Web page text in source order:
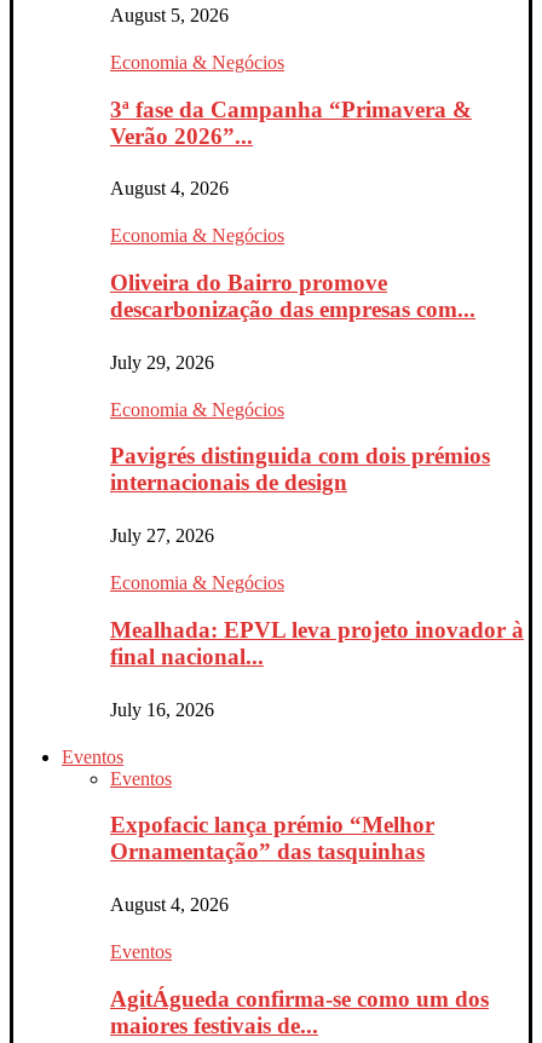
August 5, 2026
Economia & Negócios
3ª fase da Campanha “Primavera &
Verão 2026”...
August 4, 2026
Economia & Negócios
Oliveira do Bairro promove
descarbonização das empresas com...
July 29, 2026
Economia & Negócios
Pavigrés distinguida com dois prémios
internacionais de design
July 27, 2026
Economia & Negócios
Mealhada: EPVL leva projeto inovador à
final nacional...
July 16, 2026
Eventos
Eventos
Expofacic lança prémio “Melhor
Ornamentação” das tasquinhas
August 4, 2026
Eventos
AgitÁgueda confirma-se como um dos
maiores festivais de...